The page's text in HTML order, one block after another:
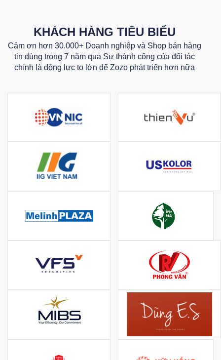
KHÁCH HÀNG TIÊU BIỂU
Cảm ơn hơn 30.000+ Doanh nghiệp và Shop bán hàng
tin dùng trong 7 năm qua Sự thành công của đối tác
chính là động lực to lớn để Zozo phát triển hơn nữa